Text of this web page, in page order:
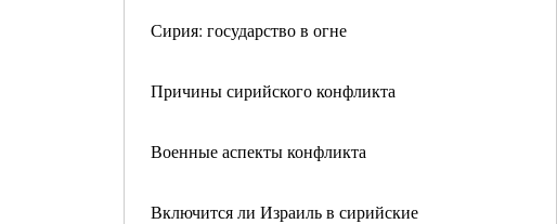
Сирия: государство в огне
Причины сирийского конфликта
Военные аспекты конфликта
Включится ли Израиль в сирийские